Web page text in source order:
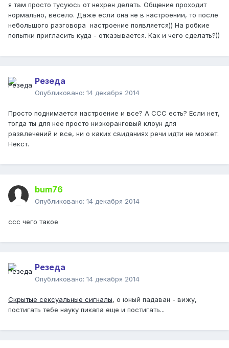
я там просто тусуюсь от нехрен делать. Общение проходит
нормально, весело. Даже если она не в настроении, то после
небольшого разговора настроение появляется)) На робкие
попытки пригласить куда - отказывается. Как и чего сделать?))
Резеда
Опубликовано: 14 декабря 2014
Просто поднимается настроение и все? А ССС есть? Если нет,
тогда ты для нее просто низкоранговый клоун для
развлечений и все, ни о каких свиданиях речи идти не может.
Некст.
bum76
Опубликовано: 14 декабря 2014
ссс чего такое
Резеда
Опубликовано: 14 декабря 2014
Скрытые сексуальные сигналы, о юный падаван - вижу,
постигать тебе науку пикапа еще и постигать...